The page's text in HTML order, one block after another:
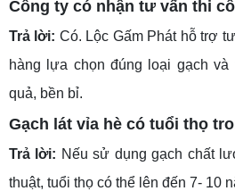
Công ty có nhận tư vấn thi
Trả lời: Có. Lộc Gấm Phát hỗ trợ
hàng lựa chọn đúng loại gạch và
quả, bền bỉ.
Gạch lát vỉa hè có tuổi thọ
Trả lời: Nếu sử dụng gạch chất
thuật, tuổi thọ có thể lên đến 7- 10